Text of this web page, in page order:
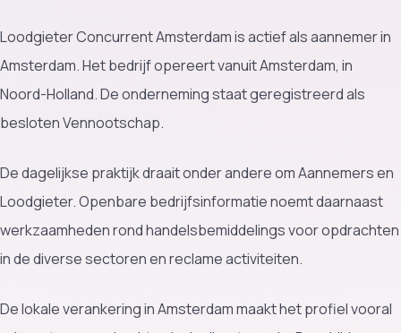
Loodgieter Concurrent Amsterdam is actief als aannemer in
Amsterdam. Het bedrijf opereert vanuit Amsterdam, in
Noord-Holland. De onderneming staat geregistreerd als
besloten Vennootschap.
De dagelijkse praktijk draait onder andere om Aannemers en
Loodgieter. Openbare bedrijfsinformatie noemt daarnaast
werkzaamheden rond handelsbemiddelings voor opdrachten
in de diverse sectoren en reclame activiteiten.
De lokale verankering in Amsterdam maakt het profiel vooral